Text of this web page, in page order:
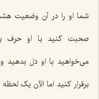
شما او را در آن وضعیت
صحبت کنید با او حرف‌
مى‌خواهید با او دل بدهید و
برقرار کنید اما الآن یک